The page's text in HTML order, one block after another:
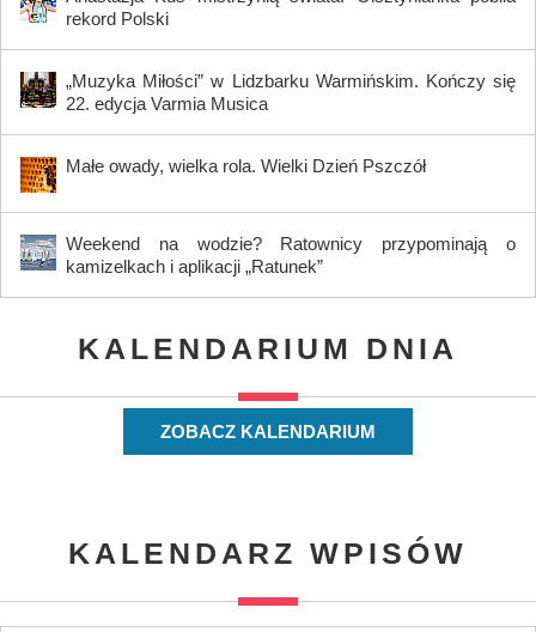
rekord Polski
„Muzyka Miłości” w Lidzbarku Warmińskim. Kończy się
22. edycja Varmia Musica
Małe owady, wielka rola. Wielki Dzień Pszczół
Weekend na wodzie? Ratownicy przypominają o
kamizelkach i aplikacji „Ratunek”
KALENDARIUM DNIA
ZOBACZ KALENDARIUM
KALENDARZ WPISÓW